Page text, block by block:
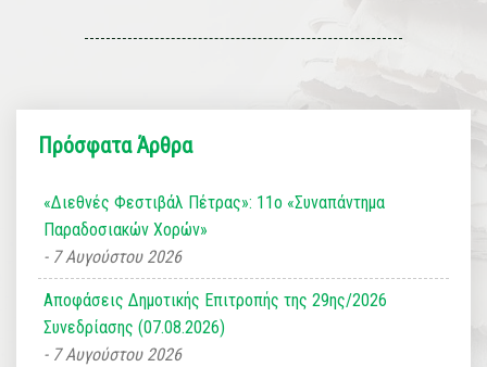
Πρόσφατα Άρθρα
«Διεθνές Φεστιβάλ Πέτρας»: 11ο «Συναπάντημα
Παραδοσιακών Χορών»
7 Αυγούστου 2026
Αποφάσεις Δημοτικής Επιτροπής της 29ης/2026
Συνεδρίασης (07.08.2026)
7 Αυγούστου 2026